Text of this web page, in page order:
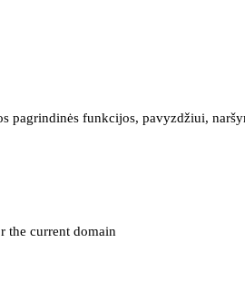
funkcijos, pavyzdžiui,
the current domain